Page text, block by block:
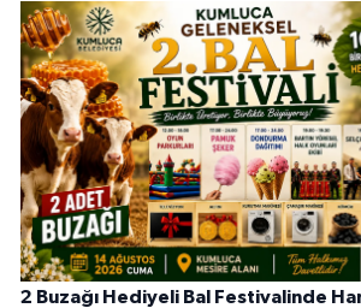
2 Buzağı Hediyeli Bal Festivalinde